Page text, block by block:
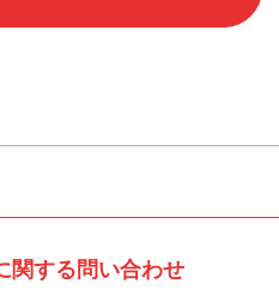
関する問い合わせ